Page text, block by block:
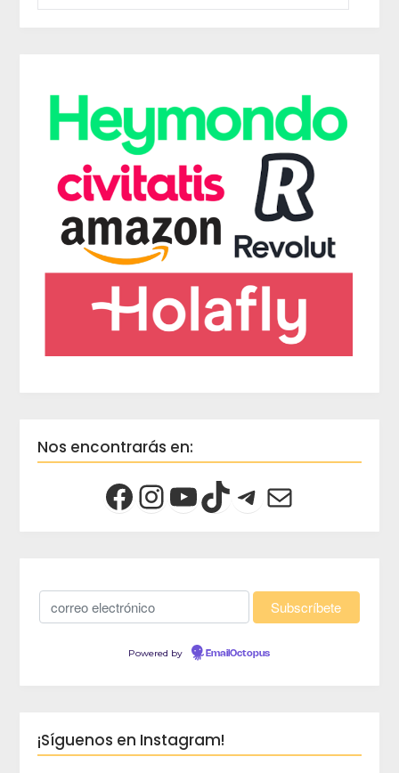
Nos encontrarás en:
Powered by EmailOctopus
¡Síguenos en Instagram!